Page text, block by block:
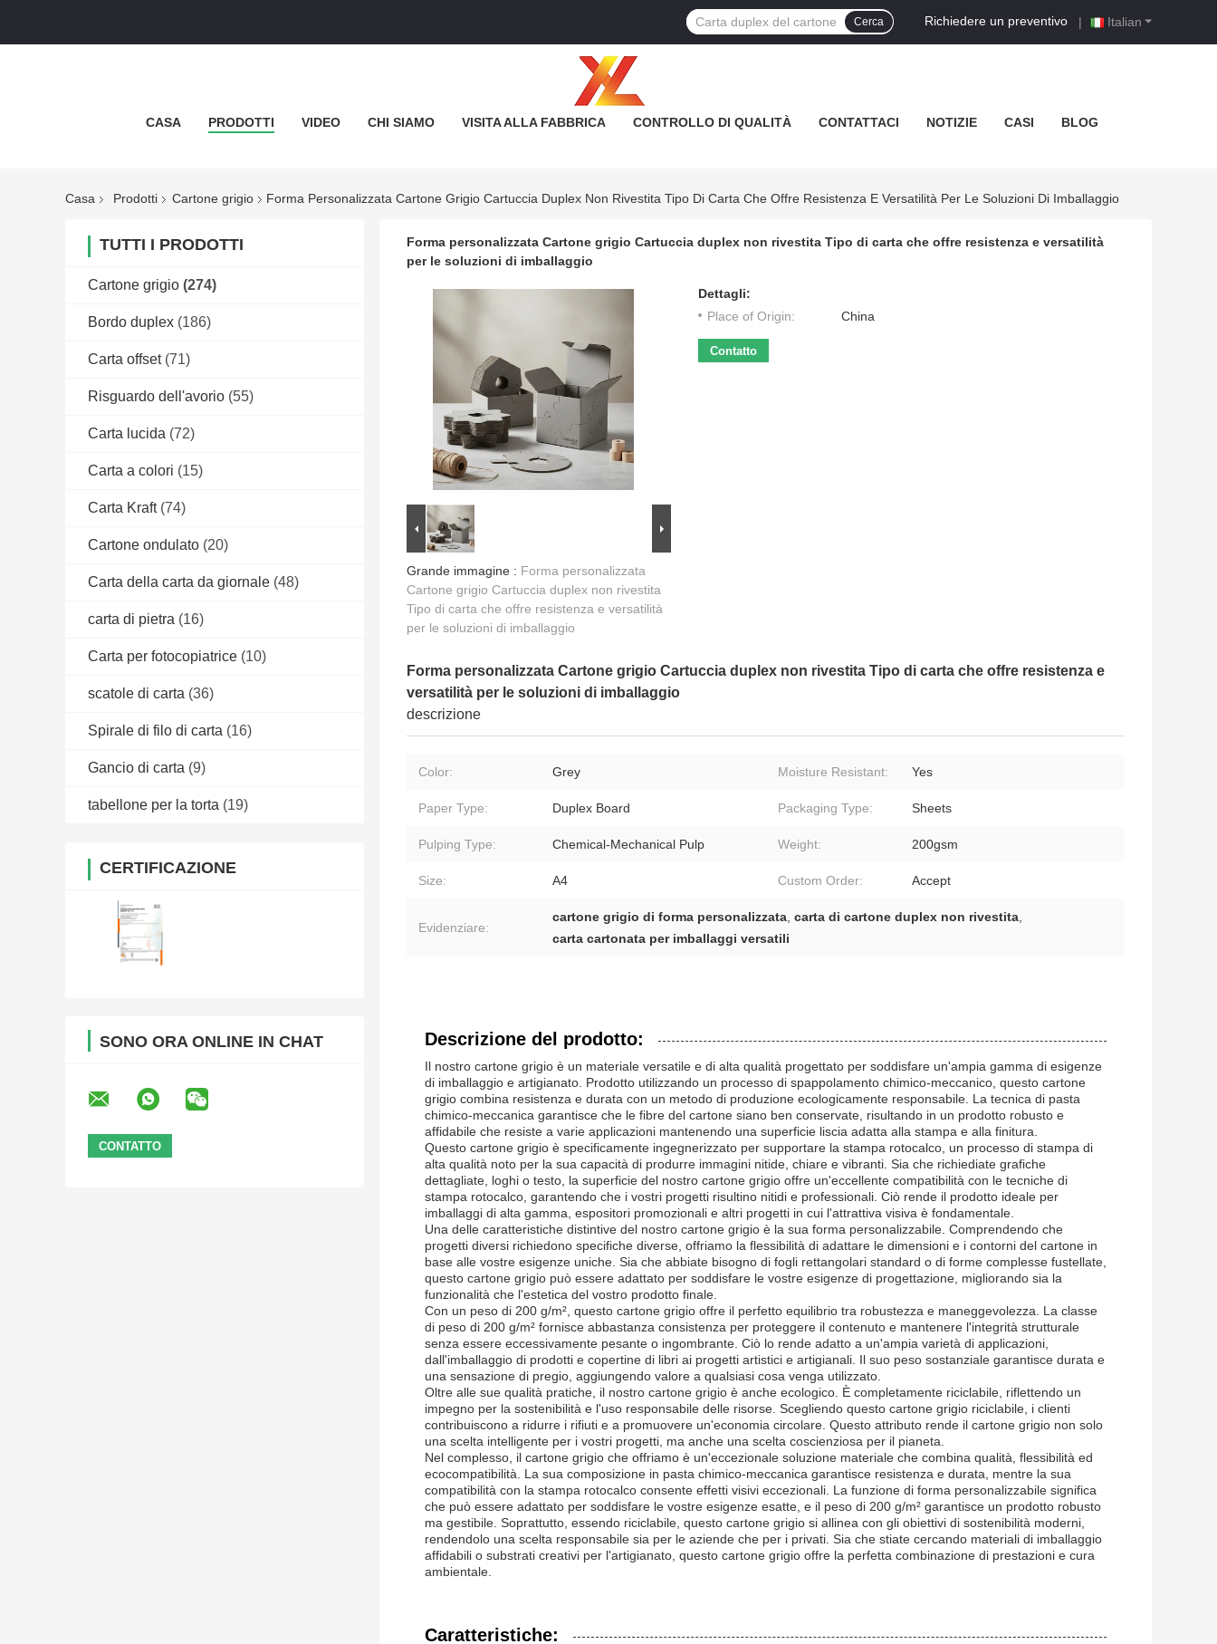
Italian
Richiedere un preventivo |
Cerca
CASA PRODOTTI VIDEO CHI SIAMO VISITA ALLA FABBRICA CONTROLLO DI QUALITÀ CONTATTACI NOTIZIE CASI BLOG
Casa Prodotti Cartone grigio Forma Personalizzata Cartone Grigio Cartuccia Duplex Non Rivestita Tipo Di Carta Che Offre Resistenza E Versatilità Per Le Soluzioni Di Imballaggio
TUTTI I PRODOTTI
Cartone grigio (274)
Bordo duplex (186)
Carta offset (71)
Risguardo dell'avorio (55)
Carta lucida (72)
Carta a colori (15)
Carta Kraft (74)
Cartone ondulato (20)
Carta della carta da giornale (48)
carta di pietra (16)
Carta per fotocopiatrice (10)
scatole di carta (36)
Spirale di filo di carta (16)
Gancio di carta (9)
tabellone per la torta (19)
CERTIFICAZIONE
SONO ORA ONLINE IN CHAT
Forma personalizzata Cartone grigio Cartuccia duplex non rivestita Tipo di carta che offre resistenza e versatilità
per le soluzioni di imballaggio
Grande immagine : Forma personalizzata
Cartone grigio Cartuccia duplex non rivestita
Tipo di carta che offre resistenza e versatilità
per le soluzioni di imballaggio
Dettagli:
Place of Origin:
China
Contatto
Forma personalizzata Cartone grigio Cartuccia duplex non rivestita Tipo di carta che offre resistenza e
versatilità per le soluzioni di imballaggio
descrizione
Color: Grey Moisture Resistant: Yes
Paper Type: Duplex Board Packaging Type: Sheets
Pulping Type: Chemical-Mechanical Pulp Weight: 200gsm
Size: A4 Custom Order: Accept
Evidenziare:
cartone grigio di forma personalizzata, carta di cartone duplex non rivestita,
carta cartonata per imballaggi versatili
Descrizione del prodotto:
Il nostro cartone grigio è un materiale versatile e di alta qualità progettato per soddisfare un'ampia gamma di esigenze
di imballaggio e artigianato. Prodotto utilizzando un processo di spappolamento chimico-meccanico, questo cartone
grigio combina resistenza e durata con un metodo di produzione ecologicamente responsabile. La tecnica di pasta
chimico-meccanica garantisce che le fibre del cartone siano ben conservate, risultando in un prodotto robusto e
affidabile che resiste a varie applicazioni mantenendo una superficie liscia adatta alla stampa e alla finitura.
Questo cartone grigio è specificamente ingegnerizzato per supportare la stampa rotocalco, un processo di stampa di
alta qualità noto per la sua capacità di produrre immagini nitide, chiare e vibranti. Sia che richiediate grafiche
dettagliate, loghi o testo, la superficie del nostro cartone grigio offre un'eccellente compatibilità con le tecniche di
stampa rotocalco, garantendo che i vostri progetti risultino nitidi e professionali. Ciò rende il prodotto ideale per
imballaggi di alta gamma, espositori promozionali e altri progetti in cui l'attrattiva visiva è fondamentale.
Una delle caratteristiche distintive del nostro cartone grigio è la sua forma personalizzabile. Comprendendo che
progetti diversi richiedono specifiche diverse, offriamo la flessibilità di adattare le dimensioni e i contorni del cartone in
base alle vostre esigenze uniche. Sia che abbiate bisogno di fogli rettangolari standard o di forme complesse fustellate,
questo cartone grigio può essere adattato per soddisfare le vostre esigenze di progettazione, migliorando sia la
funzionalità che l'estetica del vostro prodotto finale.
Con un peso di 200 g/m², questo cartone grigio offre il perfetto equilibrio tra robustezza e maneggevolezza. La classe
di peso di 200 g/m² fornisce abbastanza consistenza per proteggere il contenuto e mantenere l'integrità strutturale
senza essere eccessivamente pesante o ingombrante. Ciò lo rende adatto a un'ampia varietà di applicazioni,
dall'imballaggio di prodotti e copertine di libri ai progetti artistici e artigianali. Il suo peso sostanziale garantisce durata e
una sensazione di pregio, aggiungendo valore a qualsiasi cosa venga utilizzato.
Oltre alle sue qualità pratiche, il nostro cartone grigio è anche ecologico. È completamente riciclabile, riflettendo un
impegno per la sostenibilità e l'uso responsabile delle risorse. Scegliendo questo cartone grigio riciclabile, i clienti
contribuiscono a ridurre i rifiuti e a promuovere un'economia circolare. Questo attributo rende il cartone grigio non solo
una scelta intelligente per i vostri progetti, ma anche una scelta coscienziosa per il pianeta.
Nel complesso, il cartone grigio che offriamo è un'eccezionale soluzione materiale che combina qualità, flessibilità ed
ecocompatibilità. La sua composizione in pasta chimico-meccanica garantisce resistenza e durata, mentre la sua
compatibilità con la stampa rotocalco consente effetti visivi eccezionali. La funzione di forma personalizzabile significa
che può essere adattato per soddisfare le vostre esigenze esatte, e il peso di 200 g/m² garantisce un prodotto robusto
ma gestibile. Soprattutto, essendo riciclabile, questo cartone grigio si allinea con gli obiettivi di sostenibilità moderni,
rendendolo una scelta responsabile sia per le aziende che per i privati. Sia che stiate cercando materiali di imballaggio
affidabili o substrati creativi per l'artigianato, questo cartone grigio offre la perfetta combinazione di prestazioni e cura
ambientale.
Caratteristiche: